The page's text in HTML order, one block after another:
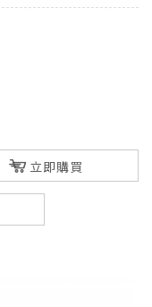
立即購買